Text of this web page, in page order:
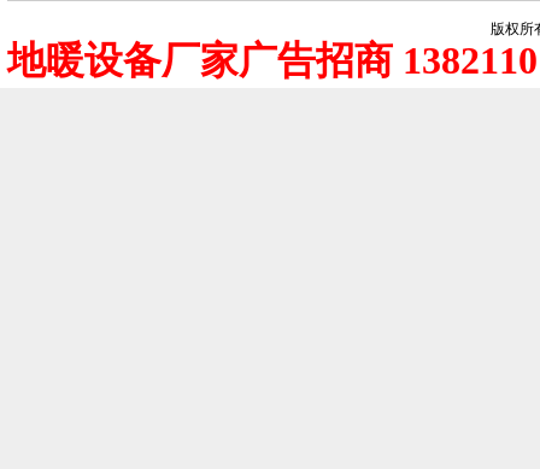
版权所
地暖设备厂家广告招商